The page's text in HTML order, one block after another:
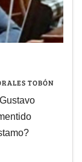
TOBÓN